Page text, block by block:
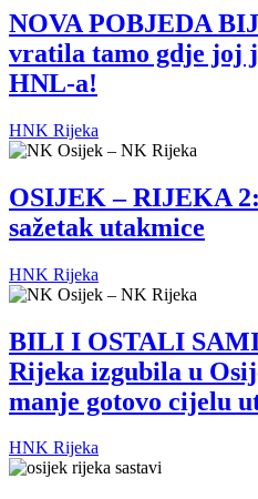
NOVA POBJEDA
vratila tamo gdje joj
HNL-a!
HNK Rijeka
OSIJEK – RIJEKA
sažetak utakmice
HNK Rijeka
BILI I OSTALI
Rijeka izgubila u
manje gotovo cijelu
HNK Rijeka